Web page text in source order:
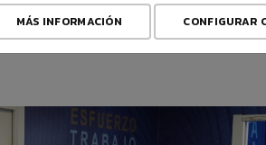
VUELVE AL
MÁS INFORMACIÓN CONFIGURAR